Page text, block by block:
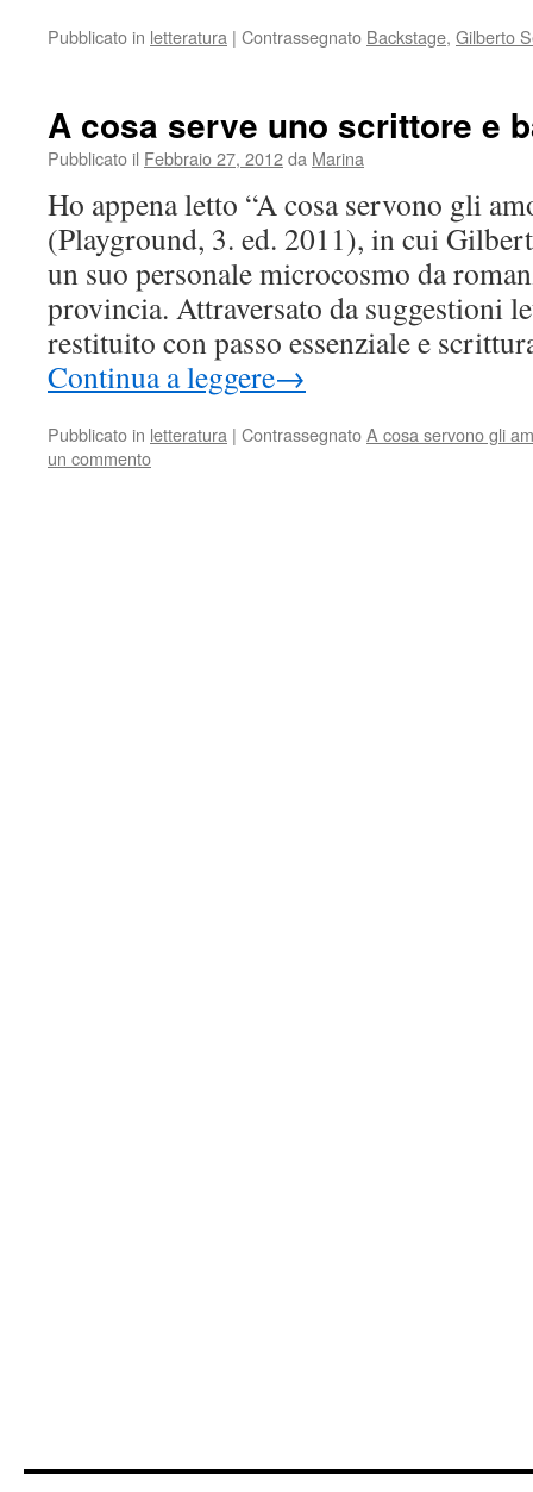
Pubblicato in letteratura | Contrassegnato Backstage, Gilberto
A cosa serve uno scrittore e
Pubblicato il Febbraio 27, 2012da Marina
Ho appena letto “A cosa servono gli
(Playground, 3. ed. 2011), in cui
un suo personale microcosmo da
provincia. Attraversato da suggestioni
restituito con passo essenziale e
Continua a leggere→
Pubblicato in letteratura | ContrassegnatoA cosa servono gli
un commento